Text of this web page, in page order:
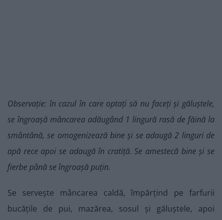
Observație: în cazul în care optați să nu faceți și găluștele,
se îngroașă mâncarea adăugând 1 lingură rasă de făină la
smântână, se omogenizează bine și se adaugă 2 linguri de
apă rece apoi se adaugă în cratiță. Se amestecă bine și se
fierbe până se îngroașă puțin.
Se servește mâncarea caldă, împărțind pe farfurii
bucățile de pui, mazărea, sosul și găluștele, apoi